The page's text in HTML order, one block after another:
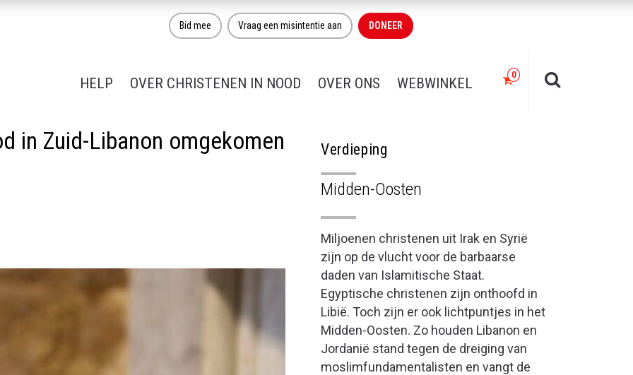
Bid mee Vraag een misintentie aan DONEER
HELP OVER CHRISTENEN IN NOOD OVER ONS WEBWINKEL
in Zuid-Libanon omgekomen Verdieping
Midden-Oosten
Miljoenen christenen uit Irak en Syrië
zijn op de vlucht voor de barbaarse
daden van Islamitische Staat.
Egyptische christenen zijn onthoofd in
Libië. Toch zijn er ook lichtpuntjes in het
Midden-Oosten. Zo houden Libanon en
Jordanië stand tegen de dreiging van
moslimfundamentalisten en vangt de